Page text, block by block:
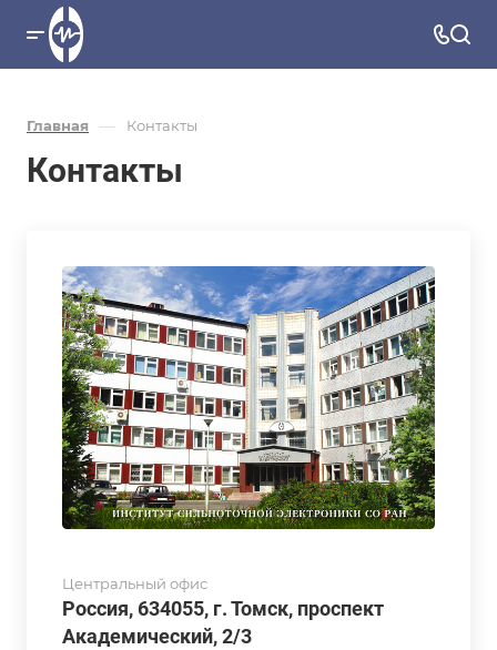
Главная — Контакты
Контакты
Центральный офис
Россия, 634055, г. Томск, проспект
Академический, 2/3